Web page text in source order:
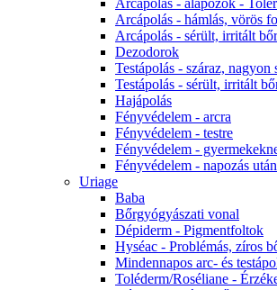
Arcápolás - alapozók -
Arcápolás - hámlás, vörös
Arcápolás - sérült, irritált
Dezodorok
Testápolás - száraz,
Testápolás - sérült, irritált
Hajápolás
Fényvédelem - arcra
Fényvédelem - testre
Fényvédelem -
Fényvédelem - napozás után
Uriage
Baba
Bőrgyógyászati vonal
Dépiderm - Pigmentfoltok
Hyséac - Problémás, zíros
Mindennapos arc- és
Toléderm/Roséliane -